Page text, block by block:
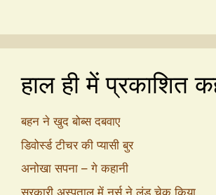
हाल ही में प्रकाशित
बहन ने खुद बोब्स दबवाए
डिवोर्स्ड टीचर की प्यासी बुर
अनोखा सपना – गे कहानी
सरकारी अस्पताल में नर्स ने लंड चेक किया